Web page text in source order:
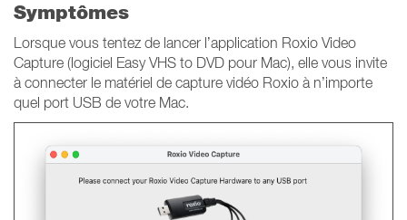
Symptômes
Lorsque vous tentez de lancer l’application Roxio Video
Capture (logiciel Easy VHS to DVD pour Mac), elle vous invite
à connecter le matériel de capture vidéo Roxio à n’importe
quel port USB de votre Mac.